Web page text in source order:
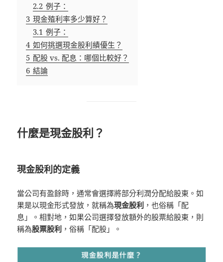
2.2 例子：
3 現金殖利率多少算好？
3.1 例子：
4 如何挑選現金股利績優生？
5 配股 vs. 配息：哪個比較好？
6 結論
什麼是現金股利？
現金股利的定義
當公司有盈餘時，通常會選擇將部分利潤分配給股東。如
果是以現金形式發放，就稱為現金股利 ，也俗稱「配
息」。相對地，如果公司選擇發放額外的股票給股東，則
稱為股票股利 ，俗稱「配股」。